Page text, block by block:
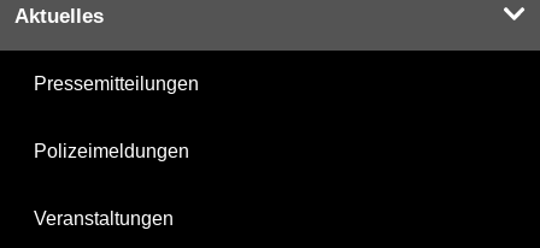
Aktuelles
Pressemitteilungen
Polizeimeldungen
Veranstaltungen